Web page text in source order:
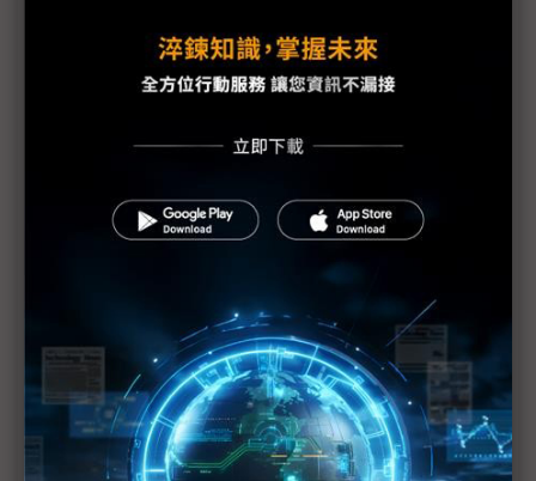
大聯大：ChatGPT是殺手級應用，企業擁抱AI應謀定
AWS：資安不「裸奔」
AI晶片需求引燃 台IC設計低功耗、低延遲傳統優勢
賣早餐的科技公司餐飲寒冬「疫」軍突起，企業如何
充實AI軍火庫？
台積電善用數據治理生產力增逾6成，鄧白氏談企業
戰略資產